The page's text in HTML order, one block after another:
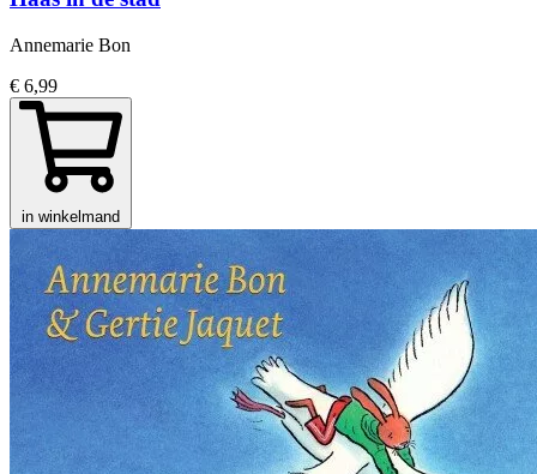
Annemarie Bon
€ 6,99
in winkelmand